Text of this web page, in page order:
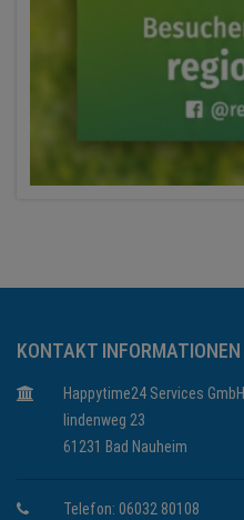
KONTAKT INFORMATIONEN
Happytime24 Services GmbH
lindenweg 23
61231 Bad Nauheim
Telefon: 06032 80108